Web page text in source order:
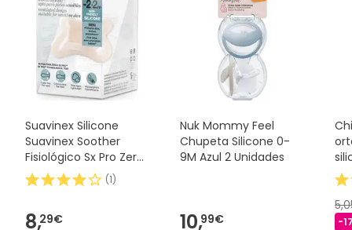
Suavinex Silicone
Suavinex Soother
Fisiológico Sx Pro Zero
2m 1 peça
(1)
8,29€
Nuk Mommy Feel
Chupeta Silicone 0-
9M Azul 2 Unidades
10,99€ -